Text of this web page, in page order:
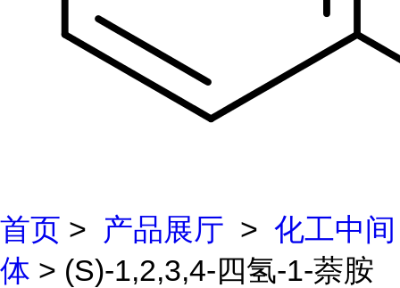
首页 > 产品展厅 > 化工中间
体 > (S)-1,2,3,4-四氢-1-萘胺